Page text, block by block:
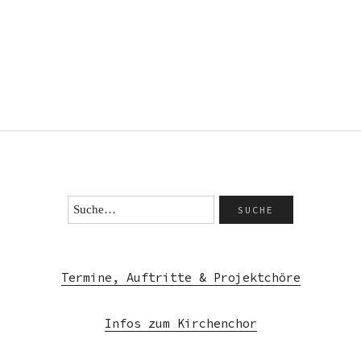
Termine, Auftritte & Projektchöre
Infos zum Kirchenchor